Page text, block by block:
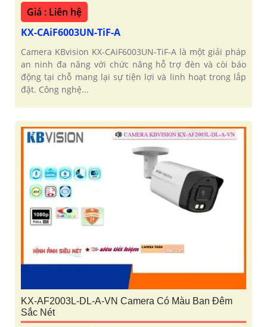
Giá : Liên hệ
KX-CAiF6003UN-TiF-A
Camera KBvision KX-CAiF6003UN-TiF-A là một giải pháp
an ninh đa năng với chức năng hỗ trợ đèn và còi báo
động tại chỗ mang lại sự tiện lợi và linh hoạt trong lắp
đặt. Công nghệ...
KX-AF2003L-DL-A-VN Camera Có Màu Ban Đêm
Sắc Nét